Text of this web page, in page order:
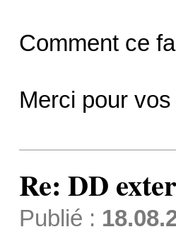
Comment ce
Merci pour
Re: DD
Publié :